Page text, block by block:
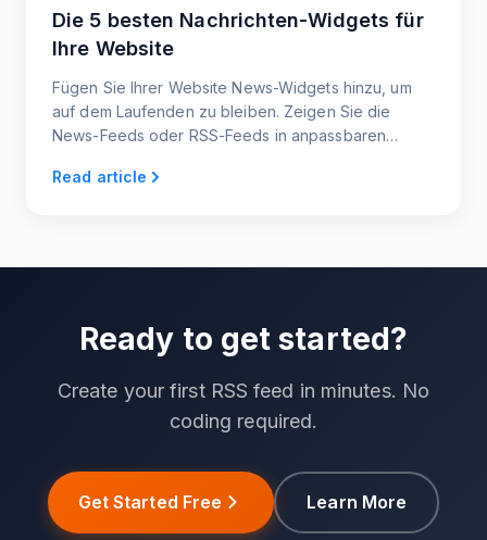
Die 5 besten Nachrichten-Widgets für
Ihre Website
Fügen Sie Ihrer Website News-Widgets hinzu, um
auf dem Laufenden zu bleiben. Zeigen Sie die
News-Feeds oder RSS-Feeds in anpassbaren
Read article
Ready to get started?
Create your first RSS feed in minutes. No
coding required.
Get Started Free Learn More